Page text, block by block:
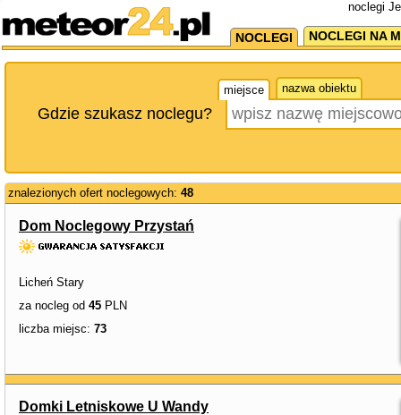
noclegi
NOCLEGI NOCLEGI NA
miejsce nazwa obiektu
Gdzie szukasz noclegu?
znalezionych ofert noclegowych: 48
Dom Noclegowy Przystań
Licheń Stary
za nocleg od 45 PLN
liczba miejsc: 73
Domki Letniskowe U Wandy